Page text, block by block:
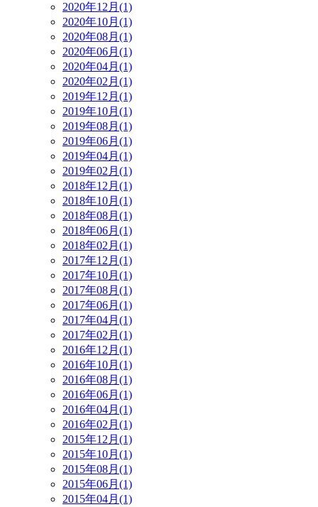
2020年12月(1)
2020年10月(1)
2020年08月(1)
2020年06月(1)
2020年04月(1)
2020年02月(1)
2019年12月(1)
2019年10月(1)
2019年08月(1)
2019年06月(1)
2019年04月(1)
2019年02月(1)
2018年12月(1)
2018年10月(1)
2018年08月(1)
2018年06月(1)
2018年02月(1)
2017年12月(1)
2017年10月(1)
2017年08月(1)
2017年06月(1)
2017年04月(1)
2017年02月(1)
2016年12月(1)
2016年10月(1)
2016年08月(1)
2016年06月(1)
2016年04月(1)
2016年02月(1)
2015年12月(1)
2015年10月(1)
2015年08月(1)
2015年06月(1)
2015年04月(1)